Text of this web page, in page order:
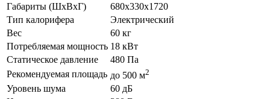
Габариты (ШхВхГ)
680x330x1720
Тип калорифера
Электрический
Вес
60 кг
Потребляемая мощность 18 кВт
Статическое давление
480 Па
Рекомендуемая площадь до 500 м2
Уровень шума
60 дБ